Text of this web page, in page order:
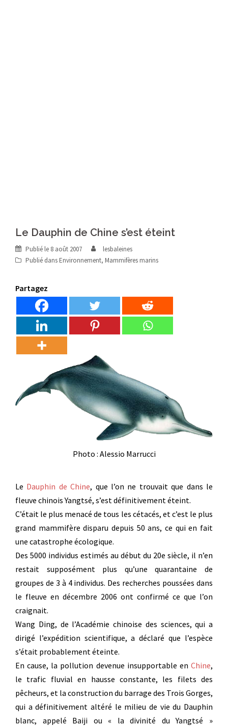
Le Dauphin de Chine s’est éteint
Publié le 8 août 2007
lesbaleines
Publié dans Environnement, Mammifères marins
Partagez
Photo : Alessio Marrucci
Le Dauphin de Chine, que l’on ne trouvait que dans le
fleuve chinois Yangtsé, s’est définitivement éteint.
C’était le plus menacé de tous les cétacés, et c’est le plus
grand mammifère disparu depuis 50 ans, ce qui en fait
une catastrophe écologique.
Des 5000 individus estimés au début du 20e siècle, il n’en
restait supposément plus qu’une quarantaine de
groupes de 3 à 4 individus. Des recherches poussées dans
le fleuve en décembre 2006 ont confirmé ce que l’on
craignait.
Wang Ding, de l’Académie chinoise des sciences, qui a
dirigé l’expédition scientifique, a déclaré que l’espèce
s’était probablement éteinte.
En cause, la pollution devenue insupportable en Chine,
le trafic fluvial en hausse constante, les filets des
pêcheurs, et la construction du barrage des Trois Gorges,
qui a définitivement altéré le milieu de vie du Dauphin
blanc, appelé Baiji ou « la divinité du Yangtsé »